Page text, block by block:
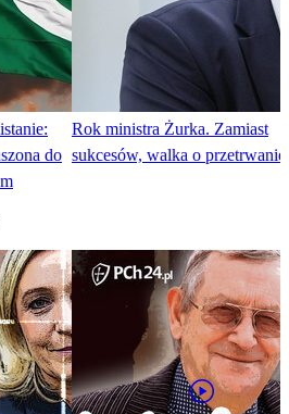
do
Rok ministra Żurka. Zamiast
sukcesów, walka o przetrwanie